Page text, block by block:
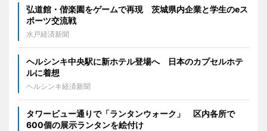
弘道館・偕楽園をゲームで再現 茨城県内企業と学生のeス
ポーツ交流戦
水戸経済新聞
ヘルシンキ中央駅に新ホテル登場へ 日本のカプセルホテ
ルに着想
ヘルシンキ経済新聞
タワービュー通りで「ランタンウォーク」 区内各所で
600個の展示ランタンを絵付け